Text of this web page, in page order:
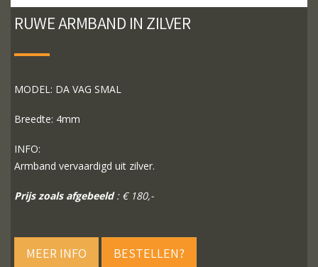
RUWE ARMBAND IN ZILVER
MODEL: DA VAG SMAL
Breedte: 4mm
INFO:
Armband vervaardigd uit zilver.
Prijs zoals afgebeeld: € 180,-
MEER INFO BESTELLEN?